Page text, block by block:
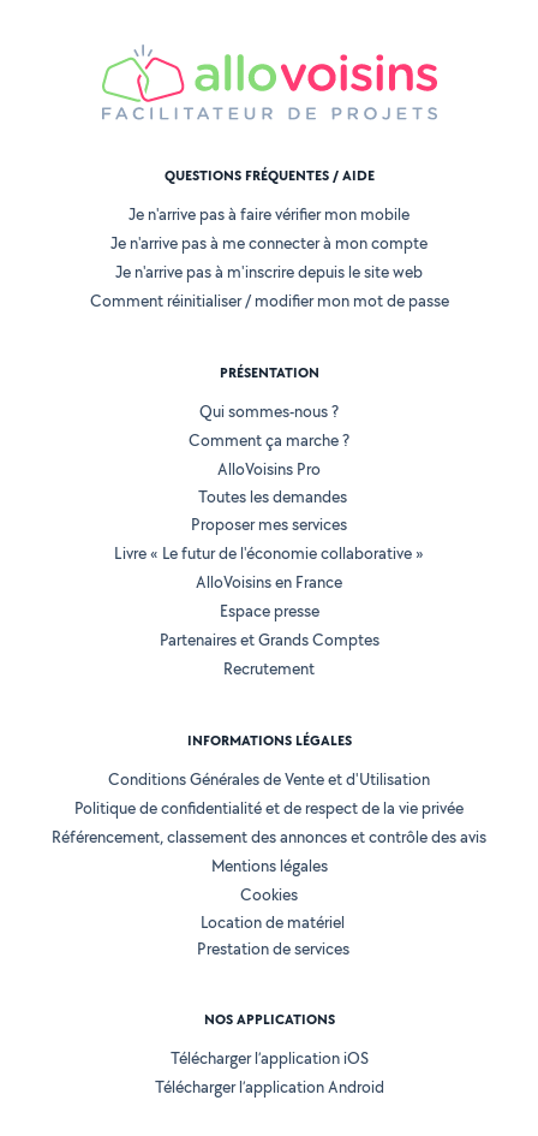
QUESTIONS FRÉQUENTES / AIDE
Je n'arrive pas à faire vérifier mon mobile
Je n'arrive pas à me connecter à mon compte
Je n'arrive pas à m'inscrire depuis le site web
Comment réinitialiser / modifier mon mot de passe
PRÉSENTATION
Qui sommes-nous ?
Comment ça marche ?
AlloVoisins Pro
Toutes les demandes
Proposer mes services
Livre « Le futur de l'économie collaborative »
AlloVoisins en France
Espace presse
Partenaires et Grands Comptes
Recrutement
INFORMATIONS LÉGALES
Conditions Générales de Vente et d'Utilisation
Politique de confidentialité et de respect de la vie privée
Référencement, classement des annonces et contrôle des avis
Mentions légales
Cookies
Location de matériel
Prestation de services
NOS APPLICATIONS
Télécharger l’application iOS
Télécharger l’application Android